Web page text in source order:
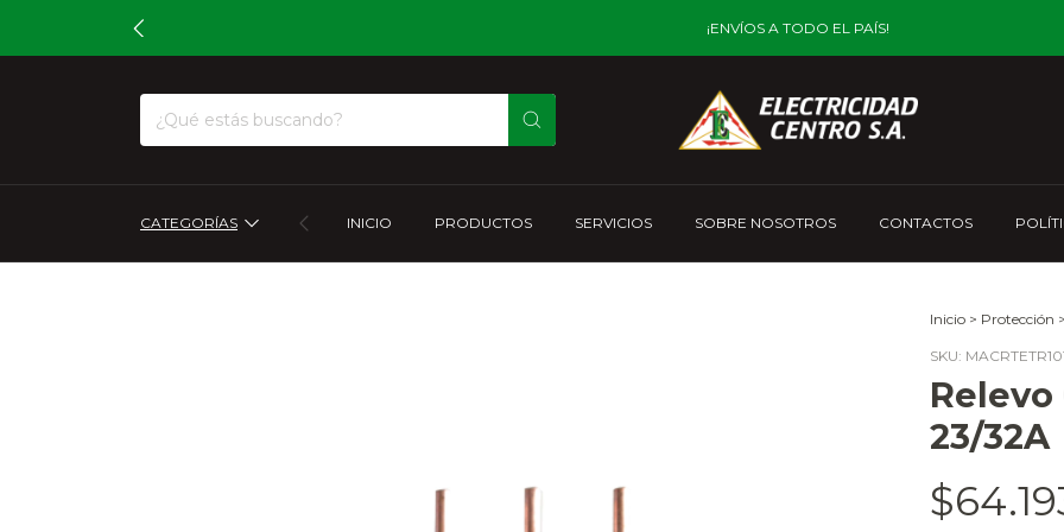
¡ENVÍOS A TODO EL PAÍS!
CATEGORÍAS INICIO PRODUCTOS SERVICIOS SOBRE NOSOTROS CONTACTOS
Inicio > Protección >
SKU:
23/32A